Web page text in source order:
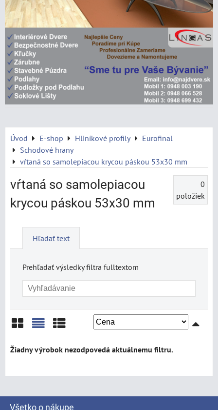
Úvod E-shop Hliníkové profily
Eurofinal
Schodové hrany
vŕtaná so samolepiacou krycou páskou 53x30 mm
vŕtaná so samolepiacou
krycou páskou 53x30 mm
0
položiek
Hľadať text
Prehľadať výsledky filtra fulltextom
Mriežka
Všetko o nákupe